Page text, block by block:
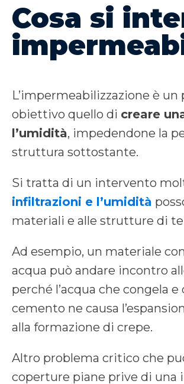
Cosa si
L’impermeabilizzazione è
obiettivo quello di creare
l’umidità, impedendone la
struttura sottostante.
Si tratta di un intervento
infiltrazioni e l’umidità
materiali e alle strutture di
Ad esempio, un materiale
acqua può andare incontro
perché l’acqua che congela
cemento ne causa
alla formazione di crepe.
Altro problema critico che
coperture piane prive di una